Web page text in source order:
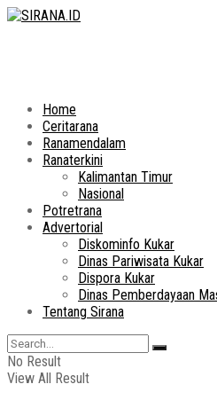
Home
Ceritarana
Ranamendalam
Ranaterkini
Kalimantan Timur
Nasional
Potretrana
Advertorial
Diskominfo Kukar
Dinas Pariwisata Kukar
Dispora Kukar
Dinas Pemberdayaan
Tentang Sirana
No Result
View All Result